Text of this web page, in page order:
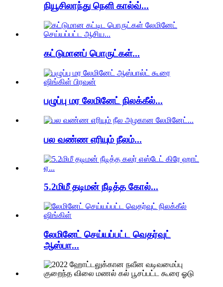
நியூசிலாந்து நெளி கால்வ்...
கட்டுமானப் பொருட்கள்...
பழுப்பு மர லேமினேட் நிலக்கீல்...
பல வண்ண எரியும் நீலம்...
5.2மிமீ தடிமன் நீடித்த கோல்...
லேமினேட் செய்யப்பட்ட வெதர்வுட்
ஆஸ்பா...